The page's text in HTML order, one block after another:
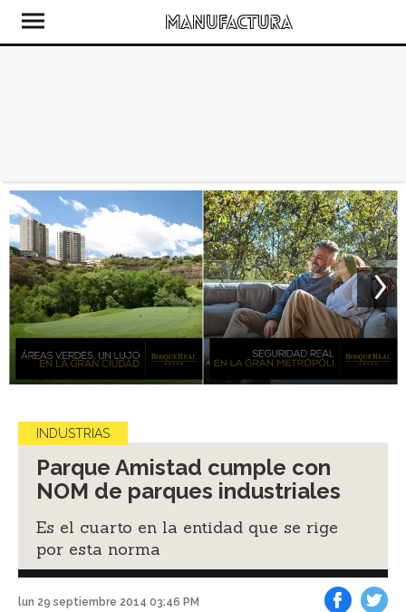
INDUSTRIAS
Parque Amistad cumple con
NOM de parques industriales
Es el cuarto en la entidad que se rige
por esta norma
lun 29 septiembre 2014 03:46 PM